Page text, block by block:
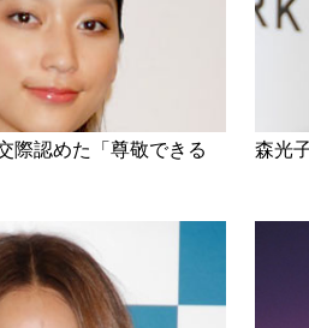
際認めた「尊敬できる
森光